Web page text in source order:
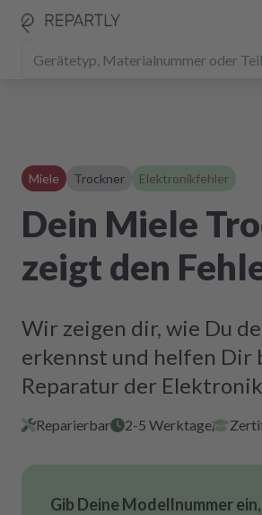
Miele Trockner Elektronikfehler
Dein Miele
zeigt den
Wir zeigen dir, wie Du
erkennst und helfen Dir
Reparatur der
Reparierbar 2-5 Werktage
Gib Deine Modellnummer